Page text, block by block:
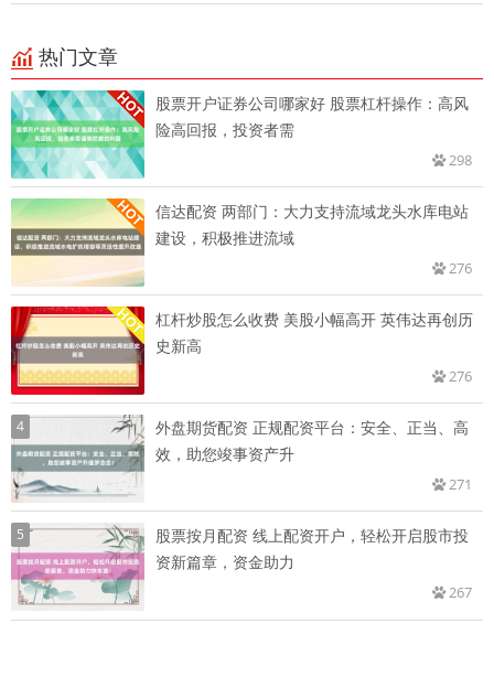
热门文章
股票开户证券公司哪家好 股票杠杆操作：高风
险高回报，投资者需
298
信达配资 两部门：大力支持流域龙头水库电站
建设，积极推进流域
276
杠杆炒股怎么收费 美股小幅高开 英伟达再创历
史新高
276
4
外盘期货配资 正规配资平台：安全、正当、高
效，助您竣事资产升
271
5
股票按月配资 线上配资开户，轻松开启股市投
资新篇章，资金助力
267